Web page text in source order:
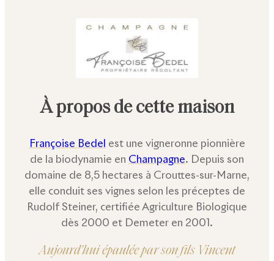
À propos de cette maison
Françoise Bedel est une vigneronne pionnière
de la biodynamie en Champagne. Depuis son
domaine de 8,5 hectares à Crouttes-sur-Marne,
elle conduit ses vignes selon les préceptes de
Rudolf Steiner, certifiée Agriculture Biologique
dès 2000 et Demeter en 2001.
Aujourd'hui épaulée par son fils Vincent